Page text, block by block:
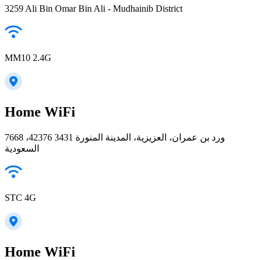
3259 Ali Bin Omar Bin Ali - Mudhainib District
MM10 2.4G
Home WiFi
7668 ورد بن عمران، العزيزية، المدينة المنورة 42376 3431،
السعودية
STC 4G
Home WiFi